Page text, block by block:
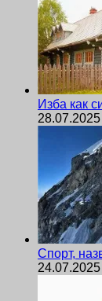
Изба как
28.07.2025
Спорт,
24.07.2025